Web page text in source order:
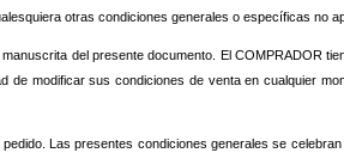
otras condiciones generales o específicas no
del presente documento. El COMPRADOR
modificar sus condiciones de venta en cualquier
Las presentes condiciones generales se